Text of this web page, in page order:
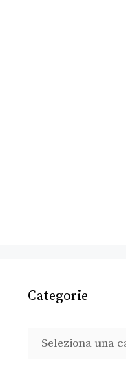
Categorie